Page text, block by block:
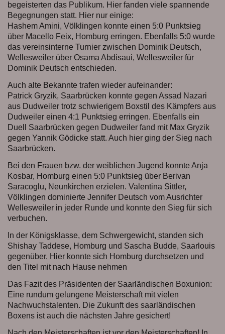
begeisterten das Publikum. Hier fanden viele spannende
Begegnungen statt. Hier nur einige:
Hashem Amini, Völklingen konnte einen 5:0 Punktsieg
über Macello Feix, Homburg erringen. Ebenfalls 5:0 wurde
das vereinsinterne Turnier zwischen Dominik Deutsch,
Wellesweiler über Osama Abdisaui, Wellesweiler für
Dominik Deutsch entschieden.
Auch alte Bekannte trafen wieder aufeinander:
Patrick Gryzik, Saarbrücken konnte gegen Assad Nazari
aus Dudweiler trotz schwierigem Boxstil des Kämpfers aus
Dudweiler einen 4:1 Punktsieg erringen. Ebenfalls ein
Duell Saarbrücken gegen Dudweiler fand mit Max Gryzik
gegen Yannik Gödicke statt. Auch hier ging der Sieg nach
Saarbrücken.
Bei den Frauen bzw. der weiblichen Jugend konnte Anja
Kosbar, Homburg einen 5:0 Punktsieg über Berivan
Saracoglu, Neunkirchen erzielen. Valentina Sittler,
Völklingen dominierte Jennifer Deutsch vom Ausrichter
Wellesweiler in jeder Runde und konnte den Sieg für sich
verbuchen.
In der Königsklasse, dem Schwergewicht, standen sich
Shishay Taddese, Homburg und Sascha Budde, Saarlouis
gegenüber. Hier konnte sich Homburg durchsetzen und
den Titel mit nach Hause nehmen
Das Fazit des Präsidenten der Saarländischen Boxunion:
Eine rundum gelungene Meisterschaft mit vielen
Nachwuchstalenten. Die Zukunft des saarländischen
Boxens ist auch die nächsten Jahre gesichert!